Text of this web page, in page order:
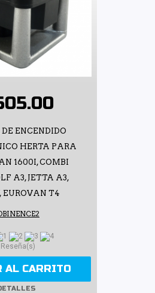
ENCENDIDO
HERTA PARA
1600I, COMBI
A3, JETTA A3,
EUROVAN T4
Reseña(s)
AL CARRITO